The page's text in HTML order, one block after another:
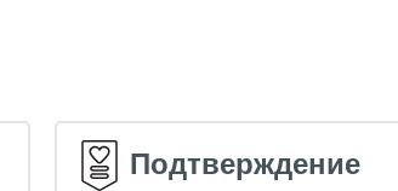
Подтверждение